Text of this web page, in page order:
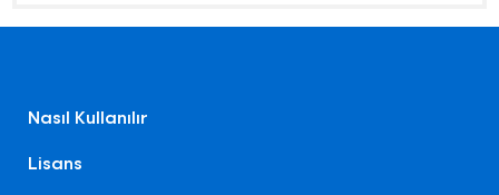
Nasıl Kullanılır
Lisans